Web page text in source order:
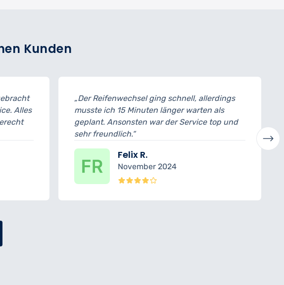
Kunden
„Der Reifenwechsel ging schnell, allerdings
musste ich 15 Minuten länger warten als
geplant. Ansonsten war der Service top und
sehr freundlich.“
Felix R.
November 2024
„Meine
abholen. Der
verständlich